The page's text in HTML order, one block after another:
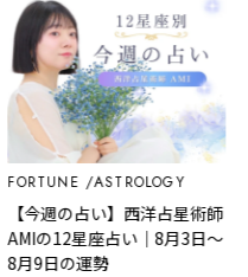
FORTUNE ASTROLOGY
【今週の占い】西洋占星術師
AMIの12星座占い｜8月3日～
8月9日の運勢